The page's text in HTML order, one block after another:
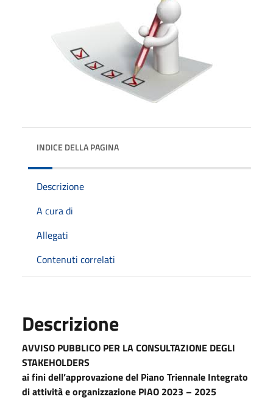
INDICE DELLA PAGINA
Descrizione
A cura di
Allegati
Contenuti correlati
Descrizione
AVVISO PUBBLICO PER LA CONSULTAZIONE DEGLI
STAKEHOLDERS
ai fini dell’approvazione del Piano Triennale Integrato
di attività e organizzazione PIAO 2023 – 2025